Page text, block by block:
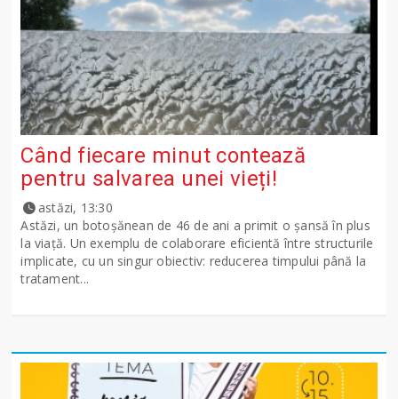
Când fiecare minut contează
pentru salvarea unei vieți!
astăzi, 13:30
Astăzi, un botoșănean de 46 de ani a primit o șansă în plus
la viață. Un exemplu de colaborare eficientă între structurile
implicate, cu un singur obiectiv: reducerea timpului până la
tratament...